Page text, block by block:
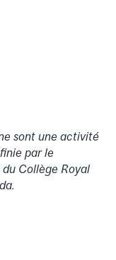
sont une activité
par le
Collège Royal